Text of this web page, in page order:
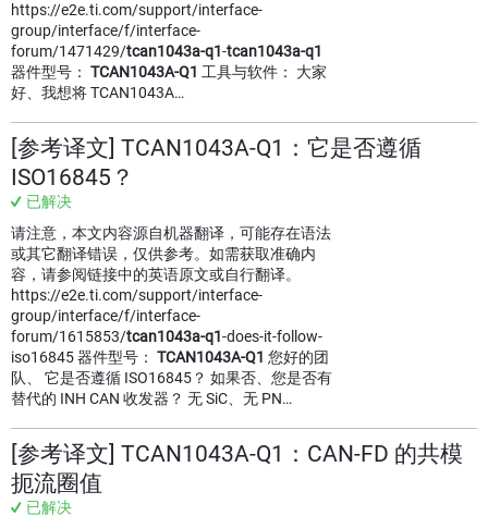
https://e2e.ti.com/support/interface-
group/interface/f/interface-
forum/1471429/tcan1043a-q1-tcan1043a-q1
器件型号： TCAN1043A-Q1 工具与软件： 大家
好、我想将 TCAN1043A…
[参考译文] TCAN1043A-Q1：它是否遵循
ISO16845？
已解决
请注意，本文内容源自机器翻译，可能存在语法
或其它翻译错误，仅供参考。如需获取准确内
容，请参阅链接中的英语原文或自行翻译。
https://e2e.ti.com/support/interface-
group/interface/f/interface-
forum/1615853/tcan1043a-q1-does-it-follow-
iso16845 器件型号： TCAN1043A-Q1 您好的团
队、 它是否遵循 ISO16845？ 如果否、您是否有
替代的 INH CAN 收发器？ 无 SiC、无 PN…
[参考译文] TCAN1043A-Q1：CAN-FD 的共模
扼流圈值
已解决